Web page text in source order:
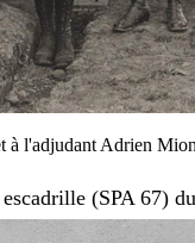
à l'adjudant Adrien Mion
(SPA 67)